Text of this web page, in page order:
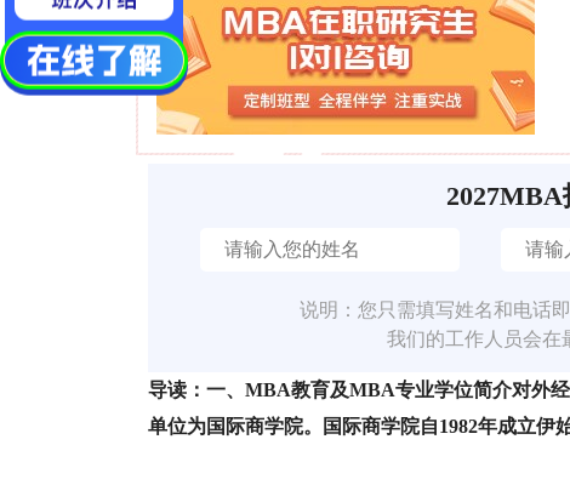
说明：您只需填写姓名和电话
我们的工作人员会在
导读：一、MBA教育及MBA专业学位简介对外
单位为国际商学院。国际商学院自1982年成立伊